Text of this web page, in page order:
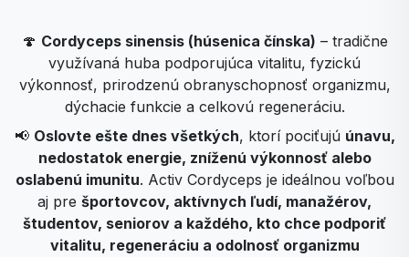
🍄 Cordyceps sinensis (húsenica čínska) – tradične
využívaná huba podporujúca vitalitu, fyzickú
výkonnosť, prirodzenú obranyschopnosť organizmu,
dýchacie funkcie a celkovú regeneráciu.
📢 Oslovte ešte dnes všetkých, ktorí pociťujú únavu,
nedostatok energie, zníženú výkonnosť alebo
oslabenú imunitu. Activ Cordyceps je ideálnou voľbou
aj pre športovcov, aktívnych ľudí, manažérov,
študentov, seniorov a každého, kto chce podporiť
vitalitu, regeneráciu a odolnosť organizmu